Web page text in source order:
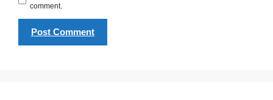
comment.